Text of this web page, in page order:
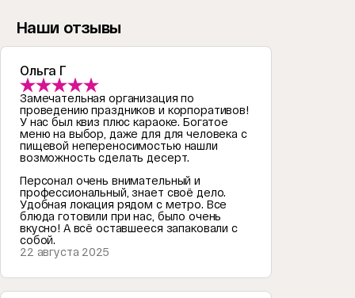
Наши отзывы
Ольга Г
Замечательная организация по
проведению праздников и корпоративов!
У нас был квиз плюс караоке. Богатое
меню на выбор, даже для для человека с
пищевой непереносимостью нашли
возможность сделать десерт.
Персонал очень внимательный и
профессиональный, знает своё дело.
Удобная локация рядом с метро. Все
блюда готовили при нас, было очень
вкусно! А всё оставшееся запаковали с
собой.
22 августа 2025